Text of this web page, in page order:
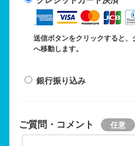
送信ボタンをクリックすると
へ移動します。
銀行振り込み
ご質問・コメント